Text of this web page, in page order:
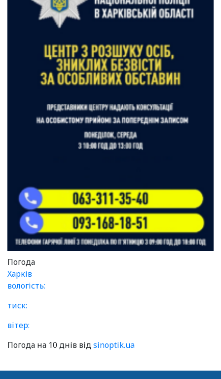
Погода
Харків
вологість:
тиск:
вітер:
Погода на 10 днів відsinoptik.ua